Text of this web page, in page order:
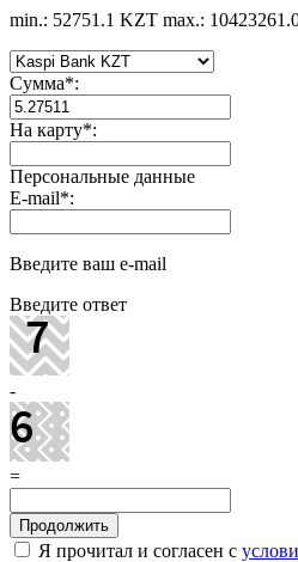
min.: 52751.1 KZT max.:
Сумма*:
На карту*:
Персональные данные
E-mail*:
Введите ваш e-mail
Введите ответ
-
=
Я прочитал и согласен с